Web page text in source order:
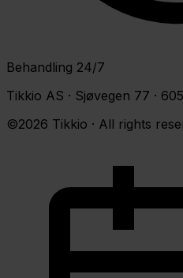
Behandling 24/7
Tikkio AS · Sjøvegen 77 ·
©2026 Tikkio · All rights